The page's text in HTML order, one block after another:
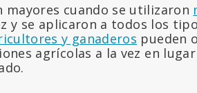
mayores cuando se utilizaron
y se aplicaron a todos los
y ganaderos pueden
agrícolas a la vez en